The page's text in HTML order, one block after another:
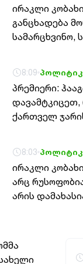
კონკრეტული
ენგურჰესზე
ირაკლი
განცხადება
სამარცხვინო,
8:09
პრემიერი:
ქართველ
ადამიანის
აჩვენებს, თუ
ეროვნული
8:03
ირაკლი
არც
არის
პრემიერი -
საქართველოს